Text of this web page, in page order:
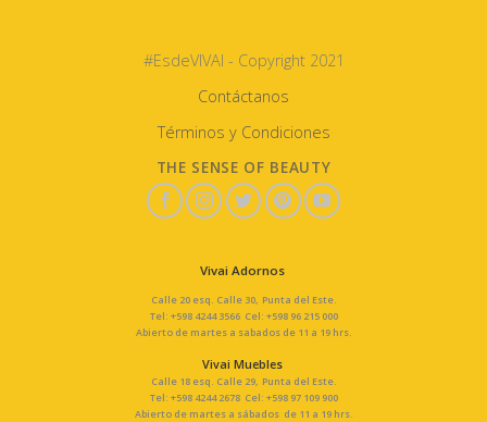
#EsdeVIVAI - Copyright 2021
Contáctanos
Términos y Condiciones
THE SENSE OF BEAUTY
Vivai Adornos
Calle 20 esq. Calle 30, Punta del Este.
Tel: +598 4244 3566 Cel: +598 96 215 000
Abierto de martes a sabados de 11 a 19 hrs.
Vivai Muebles
Calle 18 esq. Calle 29, Punta del Este.
Tel: +598 4244 2678 Cel: +598 97 109 900
Abierto de martes a sábados de 11 a 19 hrs.